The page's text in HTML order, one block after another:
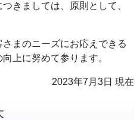
きましては、原則として、
まのニーズにお応えできる
上に努めて参ります。
2023年7月3日 現在